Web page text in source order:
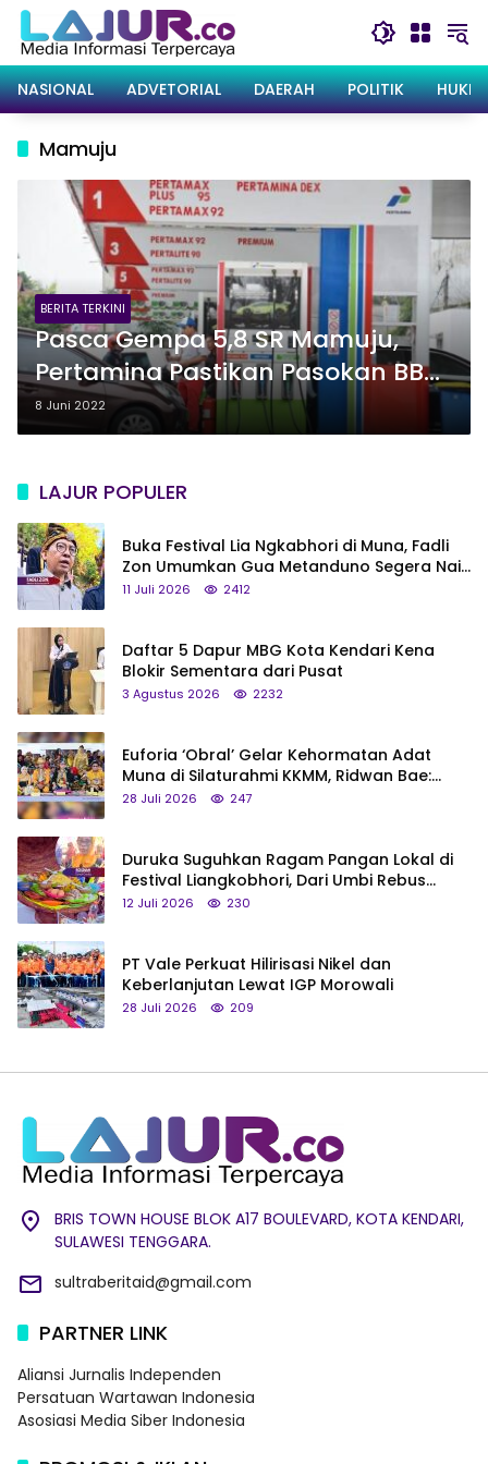
Langsung
konten
NASIONAL
ADVETORIAL DAERAH POLITIK
Mamuju
BERITA TERKINI
Pasca Gempa 5,8 SR Mamuju,
Pertamina Pastikan Pasokan BBM
dan LPG di Sulawesi Aman
8 Juni 2022
LAJUR POPULER
Buka Festival Lia Ngkabhori di Muna, Fadli
Zon Umumkan Gua Metanduno Segera Naik
Status Jadi Cagar Budaya Nasional
11 Juli 2026 2412
Daftar 5 Dapur MBG Kota Kendari Kena
Blokir Sementara dari Pusat
3 Agustus 2026 2232
Euforia ‘Obral’ Gelar Kehormatan Adat
Muna di Silaturahmi KKMM, Ridwan Bae:
Saya Bukan Tipe Begitu, Belum Pantas!
28 Juli 2026 247
Duruka Suguhkan Ragam Pangan Lokal di
Festival Liangkobhori, Dari Umbi Rebus
hingga Tumpeng Beras Muna
12 Juli 2026 230
PT Vale Perkuat Hilirisasi Nikel dan
Keberlanjutan Lewat IGP Morowali
28 Juli 2026 209
BRIS TOWN HOUSE BLOK A17 BOULEVARD, KOTA KENDARI,
SULAWESI TENGGARA.
sultraberitaid@gmail.com
PARTNER LINK
Aliansi Jurnalis Independen
Persatuan Wartawan Indonesia
Asosiasi Media Siber Indonesia